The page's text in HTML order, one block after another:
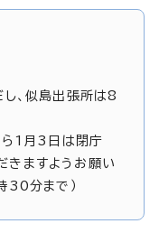
、似島出張所は8
1月3日は閉庁
きますようお願い
30分まで）